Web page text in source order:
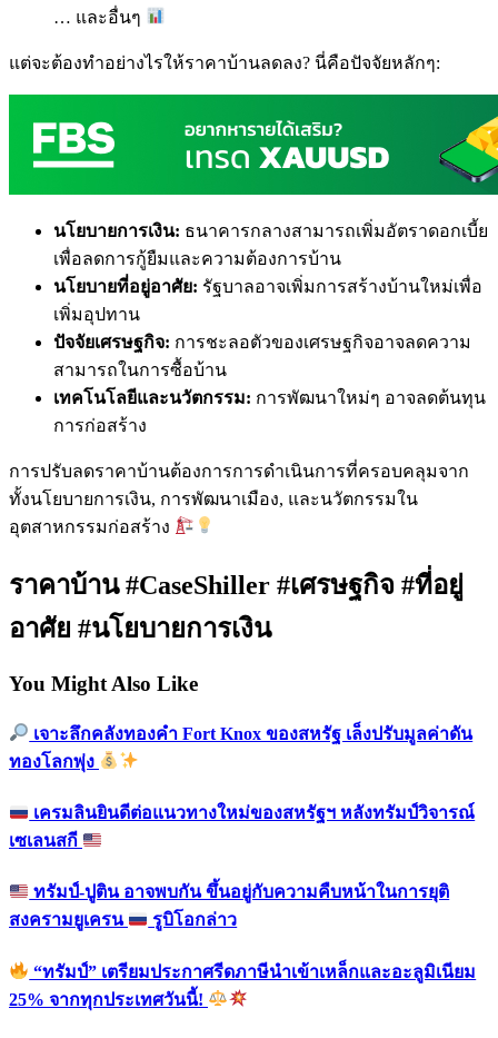
… และอื่นๆ
แต่จะต้องทำอย่างไรให้ราคาบ้านลดลง? นี่คือปัจจัยหลักๆ:
นโยบายการเงิน: ธนาคารกลางสามารถเพิ่มอัตราดอกเบี้ย
เพื่อลดการกู้ยืมและความต้องการบ้าน
นโยบายที่อยู่อาศัย: รัฐบาลอาจเพิ่มการสร้างบ้านใหม่เพื่อ
เพิ่มอุปทาน
ปัจจัยเศรษฐกิจ: การชะลอตัวของเศรษฐกิจอาจลดความ
สามารถในการซื้อบ้าน
เทคโนโลยีและนวัตกรรม: การพัฒนาใหม่ๆ อาจลดต้นทุน
การก่อสร้าง
การปรับลดราคาบ้านต้องการการดำเนินการที่ครอบคลุมจาก
ทั้งนโยบายการเงิน, การพัฒนาเมือง, และนวัตกรรมใน
อุตสาหกรรมก่อสร้าง
ราคาบ้าน #CaseShiller #เศรษฐกิจ #ที่อยู่
อาศัย #นโยบายการเงิน
You Might Also Like
เจาะลึกคลังทองคำ Fort Knox ของสหรัฐ เล็งปรับมูลค่าดัน
ทองโลกพุ่ง
เครมลินยินดีต่อแนวทางใหม่ของสหรัฐฯ หลังทรัมป์วิจารณ์
เซเลนสกี
ทรัมป์-ปูติน อาจพบกัน ขึ้นอยู่กับความคืบหน้าในการยุติ
สงครามยูเครน
รูบิโอกล่าว
“ทรัมป์” เตรียมประกาศรีดภาษีนำเข้าเหล็กและอะลูมิเนียม
25% จากทุกประเทศวันนี้!